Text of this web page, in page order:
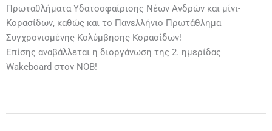
Πρωταθλήματα Υδατοσφαίρισης Νέων Ανδρών και μίνι-
Κορασίδων, καθώς και το Πανελλήνιο Πρωτάθλημα
Συγχρονισμένης Κολύμβησης Κορασίδων!
Επίσης αναβάλλεται η διοργάνωση της 2. ημερίδας
Wakeboard στον ΝΟΒ!